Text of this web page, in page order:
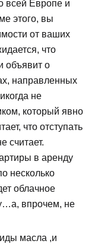
всей Европе и
этого, вы
от ваших
что
объявит о
направленных
не
который явно
что отступать
считает.
в аренду
несколько
облачное
впрочем, не
масла ,и